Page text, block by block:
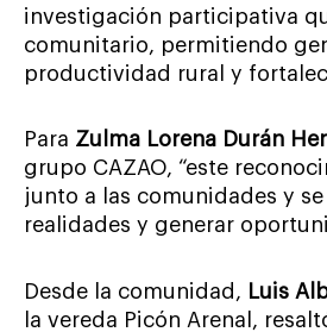
investigación participativa
comunitario, permitiendo
productividad rural y
Para Zulma Lorena Durán
grupo CAZAO, “este
junto a las comunidades y
realidades y generar
Desde la comunidad, Luis
la vereda Picón Arenal,